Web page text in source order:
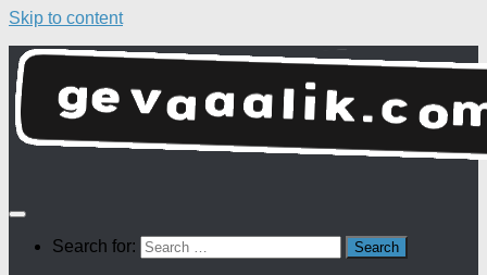
Skip to content
Search for: